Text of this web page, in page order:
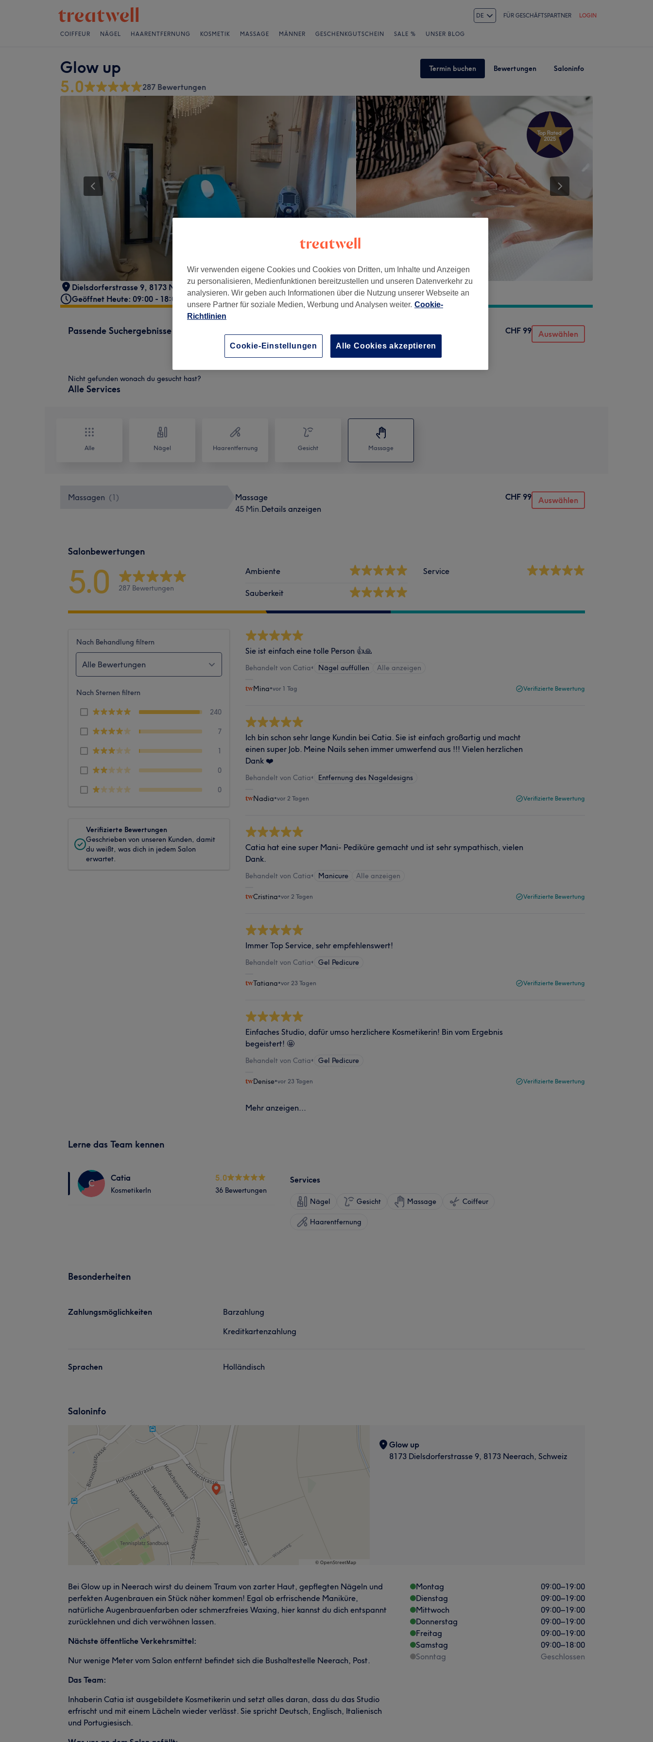
DE FÜR GESCHÄFTSPARTNER LOGIN
COIFFEUR NÄGEL HAARENTFERNUNG KOSMETIK MASSAGE MÄNNER GESCHENKGUTSCHEIN SALE % UNSER BLOG
Glow up Termin buchen Bewertungen Saloninfo
5.0 287 Bewertungen
Dielsdorferstrasse 9, 8173 Neerach, Schweiz, 8173
Geöffnet Heute: 09:00 - 18:00
Passende Suchergebnisse
45 Min.Details anzeigen
CHF 99 Auswählen
Nicht gefunden wonach du gesucht hast?
Alle Services
Alle Nägel Haarentfernung Gesicht Massage
Massagen (1 )
Massage
45 Min.Details anzeigen
CHF 99 Auswählen
Salonbewertungen
5.0 287 Bewertungen
Ambiente
Sauberkeit
Service
Nach Behandlung filtern
Alle Bewertungen
Nach Sternen filtern
240
7
1
0
0
Verifizierte Bewertungen
Geschrieben von unseren Kunden, damit
du weißt, was dich in jedem Salon
erwartet.
Sie ist einfach eine tolle Person 👍🙏
Behandelt von Catia• Nägel auffüllen Alle anzeigen
Mina•vor 1 Tag Verifizierte Bewertung
Ich bin schon sehr lange Kundin bei Catia. Sie ist einfach großartig und macht
einen super Job. Meine Nails sehen immer umwerfend aus !!! Vielen herzlichen
Dank ❤️
Behandelt von Catia• Entfernung des Nageldesigns
Nadia•vor 2 Tagen Verifizierte Bewertung
Catia hat eine super Mani- Pediküre gemacht und ist sehr sympathisch, vielen
Dank.
Behandelt von Catia• Manicure Alle anzeigen
Cristina•vor 2 Tagen Verifizierte Bewertung
Immer Top Service, sehr empfehlenswert!
Behandelt von Catia• Gel Pedicure
Tatiana•vor 23 Tagen Verifizierte Bewertung
Einfaches Studio, dafür umso herzlichere Kosmetikerin! Bin vom Ergebnis
begeistert! 🤩
Behandelt von Catia• Gel Pedicure
Denise•vor 23 Tagen Verifizierte Bewertung
Mehr anzeigen...
Lerne das Team kennen
C Catia
KosmetikerIn
5.0
36 Bewertungen
Services
Nägel Gesicht Massage Coiffeur
Haarentfernung
Besonderheiten
Zahlungsmöglichkeiten
Barzahlung
Kreditkartenzahlung
Sprachen Holländisch
Saloninfo
Glow up
8173 Dielsdorferstrasse 9, 8173 Neerach, Schweiz
Bei Glow up in Neerach wirst du deinem Traum von zarter Haut, gepflegten Nägeln und
perfekten Augenbrauen ein Stück näher kommen! Egal ob erfrischende Maniküre,
natürliche Augenbrauenfarben oder schmerzfreies Waxing, hier kannst du dich entspannt
zurücklehnen und dich verwöhnen lassen.
Nächste öffentliche Verkehrsmittel:
Nur wenige Meter vom Salon entfernt befindet sich die Bushaltestelle Neerach, Post.
Das Team:
Inhaberin Catia ist ausgebildete Kosmetikerin und setzt alles daran, dass du das Studio
erfrischt und mit einem Lächeln wieder verlässt. Sie spricht Deutsch, Englisch, Italienisch
und Portugiesisch.
Montag 09:00–19:00
Dienstag
09:00–19:00
Mittwoch
09:00–19:00
Donnerstag
09:00–19:00
Freitag
09:00–19:00
Samstag
09:00–18:00
Sonntag
Geschlossen
Wir verwenden eigene Cookies und Cookies von Dritten, um Inhalte und Anzeigen
zu personalisieren, Medienfunktionen bereitzustellen und unseren Datenverkehr zu
analysieren. Wir geben auch Informationen über die Nutzung unserer Webseite an
unsere Partner für soziale Medien, Werbung und Analysen weiter. Cookie-
Richtlinien
Alle Cookies akzeptieren
Cookie-Einstellungen